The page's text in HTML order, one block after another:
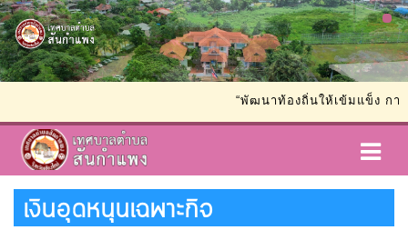
“พัฒนาท้องถิ่นให้เข้มแข็ง กา
เงินอุดหนุนเฉพาะกิจ